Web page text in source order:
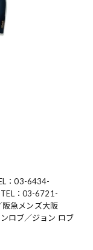
：03-6434-
：03-6721-
急メンズ大阪
ロブ／ジョン ロブ